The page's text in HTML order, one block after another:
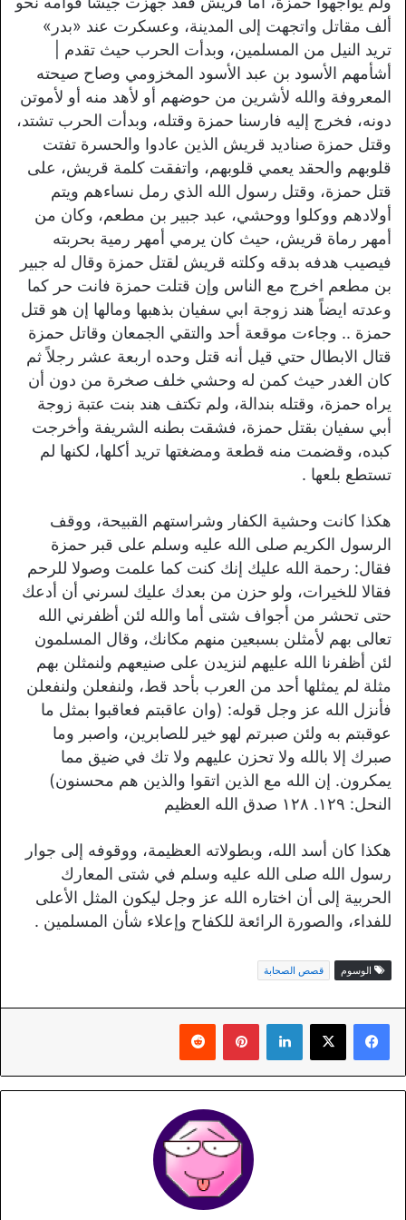
ألف مقاتل واتجهت إلى المدينة، وعسكرت عند «بدر»
تريد النيل من المسلمين، وبدأت الحرب حيث تقدم |
أشأمهم الأسود بن عبد الأسود المخزومي وصاح صيحته
المعروفة والله لأشرين من حوضهم أو لأهد منه أو لأموتن
دونه، فخرج إليه فارسنا حمزة وقتله، وبدأت الحرب تشتد،
وقتل حمزة صناديد قريش الذين عادوا والحسرة تفتت
قلوبهم والحقد يعمي قلوبهم، واتفقت كلمة قريش، على
قتل حمزة، وقتل رسول الله الذي رمل نساءهم ويتم
أولادهم ووكلوا ووحشي، عبد جبیر بن مطعم، وكان من
أمهر رماة قريش، حيث كان يرمي أمهر رمية بحربته
فيصيب هدفه بدقه وكلته قريش لقتل حمزة وقال له جبير
بن مطعم اخرج مع الناس وإن قتلت حمزة فانت حر كما
وعدته ايضاً هند زوجة ابي سفيان بذهبها ومالها إن هو قتل
حمزة .. وجاءت موقعة أحد والتقي الجمعان وقاتل حمزة
قتال الابطال حتي قيل أنه قتل وحده اربعة عشر رجلاً ثم
كان الغدر حيث كمن له وحشي خلف صخرة من دون أن
يراه حمزة، وقتله بندالة، ولم تكتف هند بنت عتبة زوجة
أبي سفيان بقتل حمزة، فشقت بطنه الشريفة وأخرجت
كبده، وقضمت منه قطعة ومضغتها تريد أكلها، لكنها لم
تستطع بلعها .
هكذا كانت وحشية الكفار وشراستهم القبيحة، ووقف
الرسول الكريم صلى الله عليه وسلم على قبر حمزة
فقال: رحمة الله عليك إنك كنت كما علمت وصولا للرحم
فقالا للخيرات، ولو حزن من بعدك عليك لسرني أن أدعك
حتى تحشر من أجواف شتى أما والله لئن أظفرني الله
تعالى بهم لأمثلن بسبعين منهم مكانك، وقال المسلمون
لئن أظفرنا الله عليهم لنزيدن على صنيعهم ولنمثلن بهم
مثلة لم يمثلها أحد من العرب بأحد قط، ولنفعلن ولنفعلن
فأنزل الله عز وجل قوله: (وان عاقبتم فعاقبوا بمثل ما
عوقبتم به ولئن صبرتم لهو خير للصابرين، واصبر وما
صبرك إلا بالله ولا تحزن عليهم ولا تك في ضيق مما
يمكرون. إن الله مع الذين اتقوا والذين هم محسنون)
النحل: ۱۲۹. ۱۲۸ صدق الله العظيم
هكذا كان أسد الله، وبطولاته العظيمة، ووقوفه إلى جوار
رسول الله صلى الله عليه وسلم في شتى المعارك
الحربية إلى أن اختاره الله عز وجل ليكون المثل الأعلى
للفداء، والصورة الرائعة للكفاح وإعلاء شأن المسلمين .
الوسوم قصص الصحابة
لينكدإن بينتيريست